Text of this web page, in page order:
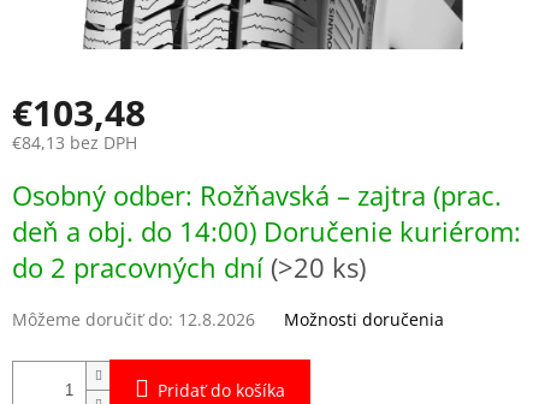
€103,48
€84,13 bez DPH
cena:
Osobný odber: Rožňavská – zajtra (prac.
deň a obj. do 14:00) Doručenie kuriérom:
do 2 pracovných dní (>20 ks)
Môžeme doručiť do: 12.8.2026 Možnosti doručenia
Pridať do košíka